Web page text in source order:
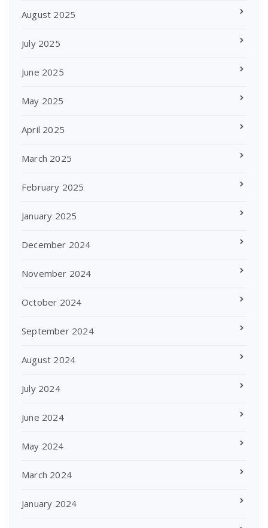
August 2025
July 2025
June 2025
May 2025
April 2025
March 2025
February 2025
January 2025
December 2024
November 2024
October 2024
September 2024
August 2024
July 2024
June 2024
May 2024
March 2024
January 2024